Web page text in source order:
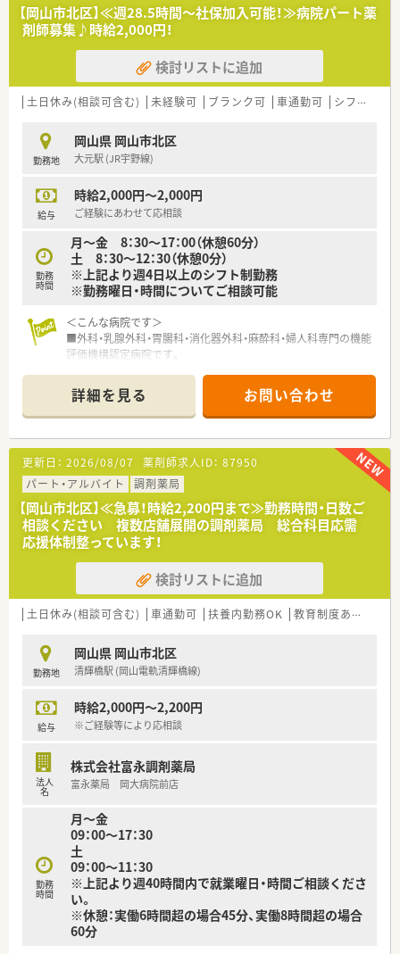
＜法人特徴＞
■岡山で4店舗展開されています。
地域に密着した薬局です。
■社長も薬剤師なので、お子様のこと・ご家庭のことなど、いざ
という時のお休みも流動的に対応して頂けるので安心です。
■希望者は研修会、勉強会への参加も可能です。
＜こんな方にもオススメ＞
■公共交通機関での通勤を希望される方
■午後のみの勤務を希望される方
少しでも気になった方はお問い合わせくださいませ
【岡山市北区】≪週28.5時間～社保加入可能！≫病院パート薬
剤師募集♪時給2,000円！
検討リストに追加
土日休み(相談可含む) 未経験可 ブランク可 車通勤可 シフト制
勤務地
岡山県 岡山市北区
大元駅 (JR宇野線)
給与
時給2,000円～2,000円
ご経験にあわせて応相談
勤務
時間
月～金 8：30～17：00（休憩60分）
土 8：30～12：30（休憩0分）
※上記より週4日以上のシフト制勤務
※勤務曜日・時間についてご相談可能
＜こんな病院です＞
■外科・乳腺外科・胃腸科・消化器外科・麻酔科・婦人科専門の機能
評価機構認定病院です。
＜業務内容＞
■入院及び一般外来における調剤業務、服薬指導、薬剤情報の提
供など
＜研修制度＞
■現場の先輩薬剤師より指導を受けて頂きます。
■調剤未経験・病院未経験の方も歓迎！
＜法人特徴＞
■乳がん・消化器がん治療の中核病院として地域に貢献し、なか
でも乳がん手術の症例数は常に県内トップクラスを誇っていま
＜こんな方にもオススメ＞
■調剤経験の浅い方 など
詳細を見る お問い合わせ
更新日： 2026/08/07 薬剤師求人ID： 87950
パート・アルバイト
調剤薬局
【岡山市北区】≪急募！時給2,200円まで≫勤務時間・日数ご
相談ください 複数店舗展開の調剤薬局 総合科目応需
応援体制整っています！
検討リストに追加
土日休み(相談可含む) 車通勤可 扶養内勤務OK 教育制度あり
勤務地
岡山県 岡山市北区
清輝橋駅 (岡山電軌清輝橋線)
給与
時給2,000円～2,200円
※ご経験等により応相談
法人
名
株式会社富永調剤薬局
富永薬局 岡大病院前店
勤務
時間
月～金
09：00～17：30
土
09：00～11：30
※上記より週40時間内で就業曜日・時間ご相談くださ
い。
※休憩：実働6時間超の場合45分、実働8時間超の場合
60分